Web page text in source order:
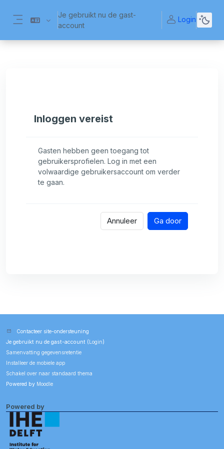
Je gebruikt nu de gast-
account
Login
Inloggen vereist
Gasten hebben geen toegang tot
gebruikersprofielen. Log in met een
volwaardige gebruikersaccount om verder
te gaan.
Annuleer Ga door
Contacteer site-ondersteuning
Je gebruikt nu de gast-account ( Login)
Samenvatting gegevensretentie
Installeer de mobiele app
Schakel over naar standaard thema
Powered by Moodle
Powered by